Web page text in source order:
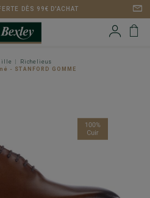
DÈS 99€ D'ACHAT
Richelieus
- STANFORD GOMME